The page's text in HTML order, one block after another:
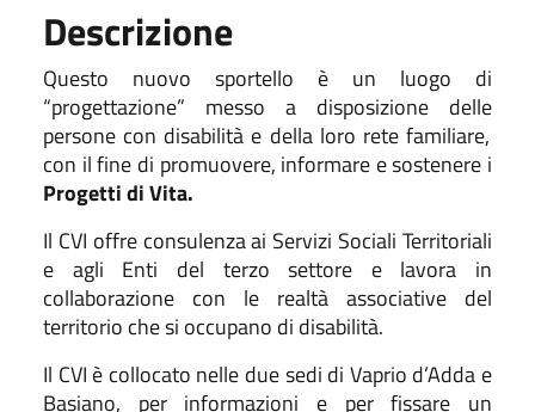
Descrizione
Questo nuovo sportello è un luogo di
“progettazione” messo a disposizione delle
persone con disabilità e dellaloro rete familiare,
con il fine di promuovere, informare e sostenere i
Progetti di Vita.
Il CVI offre consulenza ai Servizi Sociali Territoriali
e agli Enti del terzo settore e lavora in
collaborazione con le realtà associative del
territorio che si occupano di disabilità.
Il CVI è collocato nelle due sedi di Vaprio d’Adda e
Basiano, per informazioni e per fissare un